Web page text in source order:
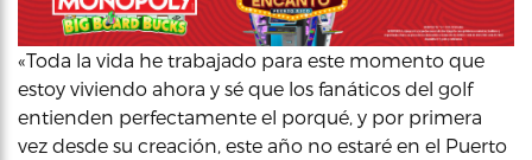
«Toda la vida he trabajado para este momento que
estoy viviendo ahora y sé que los fanáticos del golf
entienden perfectamente el porqué, y por primera
vez desde su creación, este año no estaré en el Puerto